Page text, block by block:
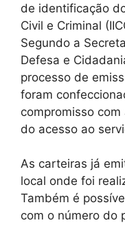
de identificação
Civil e Criminal
Segundo a
Defesa e
processo de
foram
compromisso
do acesso ao
As carteiras já
local onde foi
Também é
com o número do